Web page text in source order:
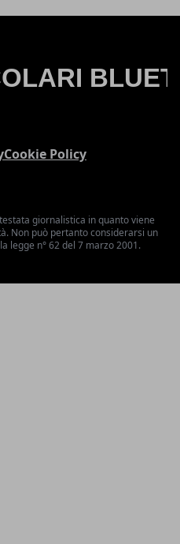
Cookie Policy
giornalistica in quanto viene
Non può pertanto considerarsi un
legge n° 62 del 7 marzo 2001.